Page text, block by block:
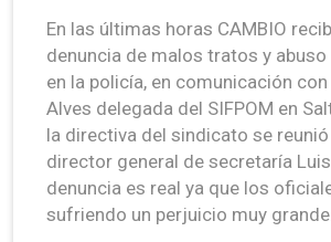
En las últimas horas CAMBIO
denuncia de malos tratos y
en la policía, en comunicación
Alves delegada del SIFPOM en
la directiva del sindicato se
director general de secretaría
denuncia es real ya que los
sufriendo un perjuicio muy grande.